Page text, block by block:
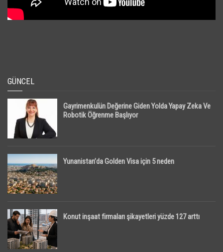
GÜNCEL
Gayrimenkulün Değerine Giden Yolda Yapay Zeka Ve
Robotik Öğrenme Başlıyor
Yunanistan’da Golden Visa için 5 neden
Konut inşaat firmaları şikayetleri yüzde 127 arttı